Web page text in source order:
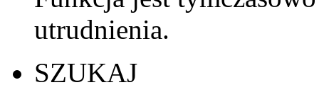
utrudnienia.
SZUKAJ